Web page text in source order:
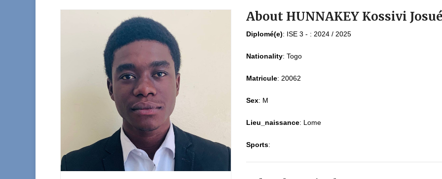
About HUNNAKEY Kossivi
Diplomé(e): ISE 3 - : 2024 / 2025
Nationality: Togo
Matricule: 20062
Sex: M
Lieu_naissance: Lome
Sports: